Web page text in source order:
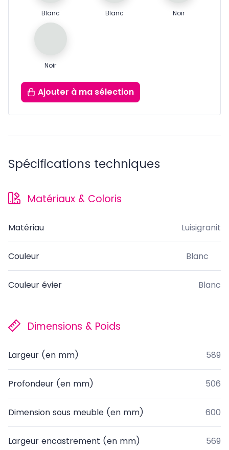
Blanc Blanc Noir
Noir
Ajouter à ma sélection
Spécifications techniques
Matériaux & Coloris
Matériau Luisigranit
Couleur Blanc
Couleur évier Blanc
Dimensions & Poids
Largeur (en mm) 589
Profondeur (en mm) 506
Dimension sous meuble (en mm) 600
Largeur encastrement (en mm) 569